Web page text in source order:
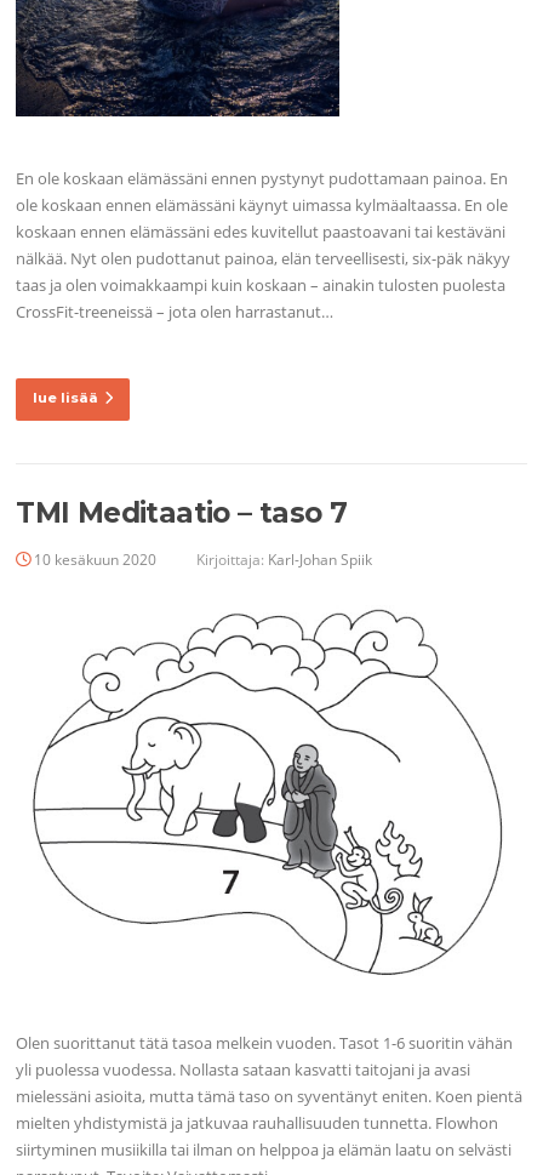
En ole koskaan elämässäni ennen pystynyt pudottamaan painoa. En
ole koskaan ennen elämässäni käynyt uimassa kylmäaltaassa. En ole
koskaan ennen elämässäni edes kuvitellut paastoavani tai kestäväni
nälkää. Nyt olen pudottanut painoa, elän terveellisesti, six-päk näkyy
taas ja olen voimakkaampi kuin koskaan – ainakin tulosten puolesta
CrossFit-treeneissä – jota olen harrastanut…
lue lisää
TMI Meditaatio – taso 7
10 kesäkuun 2020 Kirjoittaja: Karl-Johan Spiik
Olen suorittanut tätä tasoa melkein vuoden. Tasot 1-6 suoritin vähän
yli puolessa vuodessa. Nollasta sataan kasvatti taitojani ja avasi
mielessäni asioita, mutta tämä taso on syventänyt eniten. Koen pientä
mielten yhdistymistä ja jatkuvaa rauhallisuuden tunnetta. Flowhon
siirtyminen musiikilla tai ilman on helppoa ja elämän laatu on selvästi